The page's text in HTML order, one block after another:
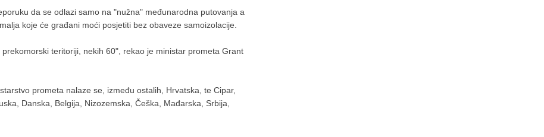
da se odlazi samo na "nužna" međunarodna putovanja a
koje će građani moći posjetiti bez obaveze samoizolacije.
teritoriji, nekih 60", rekao je ministar prometa Grant
prometa nalaze se, između ostalih, Hrvatska, te Cipar,
Danska, Belgija, Nizozemska, Češka, Mađarska, Srbija,